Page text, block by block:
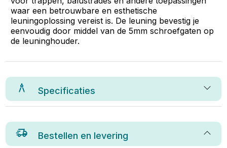
waar een betrouwbare en esthetische
leuningoplossing vereist is. De leuning bevestig je
eenvoudig door middel van de 5mm schroefgaten op
de leuninghouder.
Specificaties
Bestellen en levering